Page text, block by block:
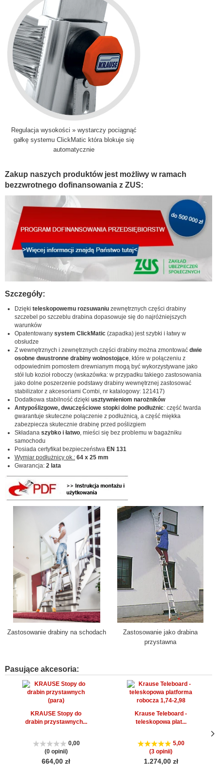
Regulacja wysokości » wystarczy pociągnąć
gałkę systemu ClickMatic która blokuje się
automatycznie
Zakup naszych produktów jest możliwy w ramach
bezzwrotnego dofinansowania z ZUS:
Szczegóły:
Dzięki teleskopowemu rozsuwaniu zewnętrznych części drabiny
szczebel po szczeblu drabina dopasowuje się do najróżniejszych
warunków
Opatentowany system ClickMatic (zapadka) jest szybki i łatwy w
obsłudze
Z wewnętrznych i zewnętrznych części drabiny można zmontować dwie
osobne dwustronne drabiny wolnostojące , które w połączeniu z
odpowiednim pomostem drewnianym mogą być wykorzystywane jako
stół lub kozioł roboczy (wskazówka: w przypadku takiego zastosowania
jako dolne poszerzenie podstawy drabiny wewnętrznej zastosować
stabilizator z akcesoriami Combi, nr katalogowy: 121417)
Dodatkowa stabilność dzięki usztywnieniom narożników
Antypoślizgowe, dwuczęściowe stopki dolne podłużnic: część twarda
gwarantuje skuteczne połączenie z podłużnicą, a część miękka
zabezpiecza skutecznie drabinę przed poślizgiem
Składana szybko i łatwo , mieści się bez problemu w bagażniku
samochodu
Posiada certyfikat bezpieczeństwa EN 131
Wymiar podłużnicy ok.: 64 x 25 mm
Gwarancja: 2 lata
Zastosowanie drabiny na schodach
Zastosowanie jako drabina
przystawna
Pasujące akcesoria:
KRAUSE Stopy do
drabin przystawnych...
0,00
664,00 zł
Krause Teleboard -
teleskopowa plat...
5,00
1.274,00 zł